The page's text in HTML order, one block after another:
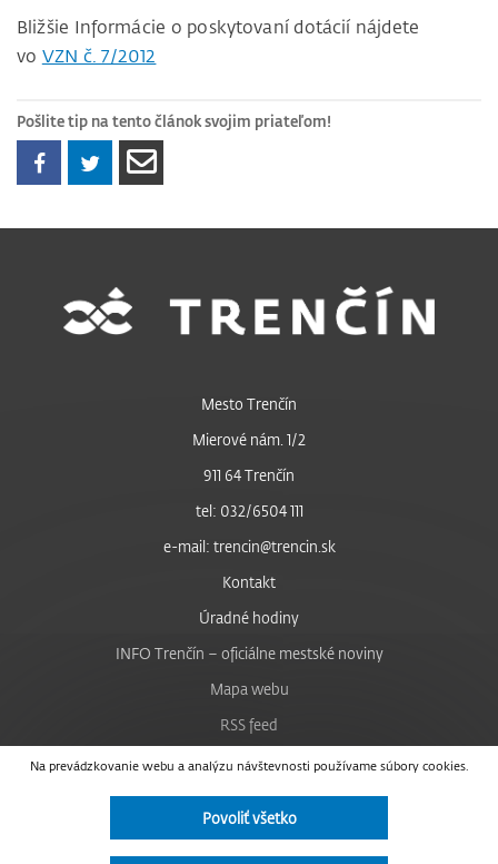
Bližšie Informácie o poskytovaní dotácií nájdete
vo VZN č. 7/2012
Pošlite tip na tento článok svojim priateľom!
Na prevádzkovanie webu a analýzu návštevnosti používame súbory cookies.
Povoliť všetko
Mesto Trenčín
Mierové nám. 1/2
911 64 Trenčín
tel: 032/6504 111
e-mail: trencin@trencin.sk
Kontakt
Úradné hodiny
INFO Trenčín – oficiálne mestské noviny
Mapa webu
RSS feed
Nastavenie cookies
Facebook